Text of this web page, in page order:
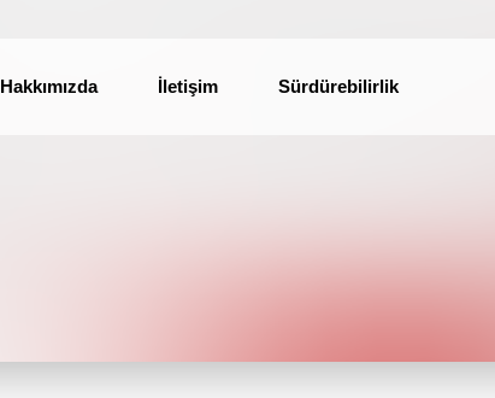
Hakkımızda İletişim Sürdürebilirlik